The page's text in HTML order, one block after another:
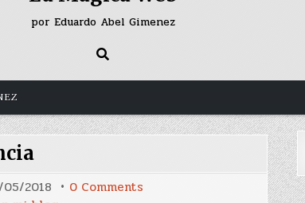
por Eduardo Abel Gimenez
2018 0 Commentson